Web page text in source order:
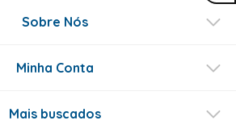
Sobre Nós
Minha Conta
Mais buscados